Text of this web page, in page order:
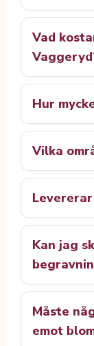
Vad
Hur
Vilka
Kan jag
Måste
emot